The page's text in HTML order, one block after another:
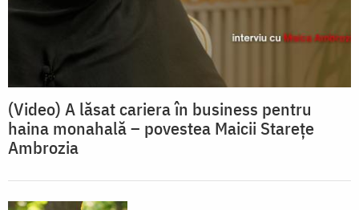
(Video) A lăsat cariera în business pentru
haina monahală – povestea Maicii Starețe
Ambrozia